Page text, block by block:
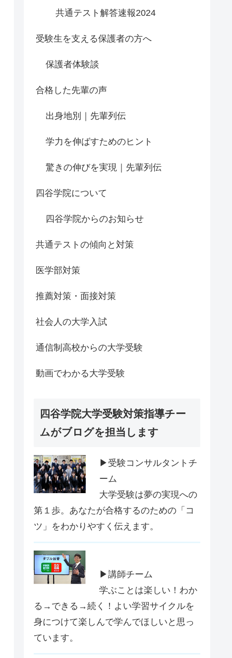
共通テスト解答速報2024
受験生を支える保護者の方へ
保護者体験談
合格した先輩の声
出身地別｜先輩列伝
学力を伸ばすためのヒント
驚きの伸びを実現｜先輩列伝
四谷学院について
四谷学院からのお知らせ
共通テストの傾向と対策
医学部対策
推薦対策・面接対策
社会人の大学入試
通信制高校からの大学受験
動画でわかる大学受験
四谷学院大学受験対策指導チー
ムがブログを担当します
▶受験コンサルタントチ
ーム
大学受験は夢の実現への
第１歩。あなたが合格するのための「コ
ツ」をわかりやすく伝えます。
▶講師チーム
学ぶことは楽しい！わか
る→できる→続く！よい学習サイクルを
身につけて楽しんで学んでほしいと思っ
ています。